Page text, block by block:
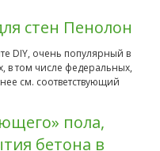
стен Пенолон
DIY, очень популярный в
в том числе федеральных,
см. соответствующий
пола,
бетона в